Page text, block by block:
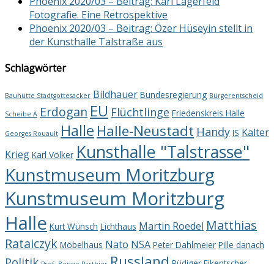
Fotografie. Eine Retrospektive
Phoenix 2020/03 – Beitrag: Özer Hüseyin stellt in
der Kunsthalle Talstraße aus
Schlagwörter
Bauhütte Stadtgottesacker Bildhauer Bundesregierung Bürgerentscheid
Scheibe A Erdogan EU Flüchtlinge Friedenskreis Halle
Georges Rouault Halle Halle-Neustadt Handy IS Kalter
Krieg Karl Völker Kunsthalle "Talstrasse"
Kunstmuseum Moritzburg
Kunstmuseum Moritzburg
Halle Kurt Wünsch Lichthaus Martin Roedel Matthias
Rataiczyk Möbelhaus Nato NSA Peter Dahlmeier Pille danach